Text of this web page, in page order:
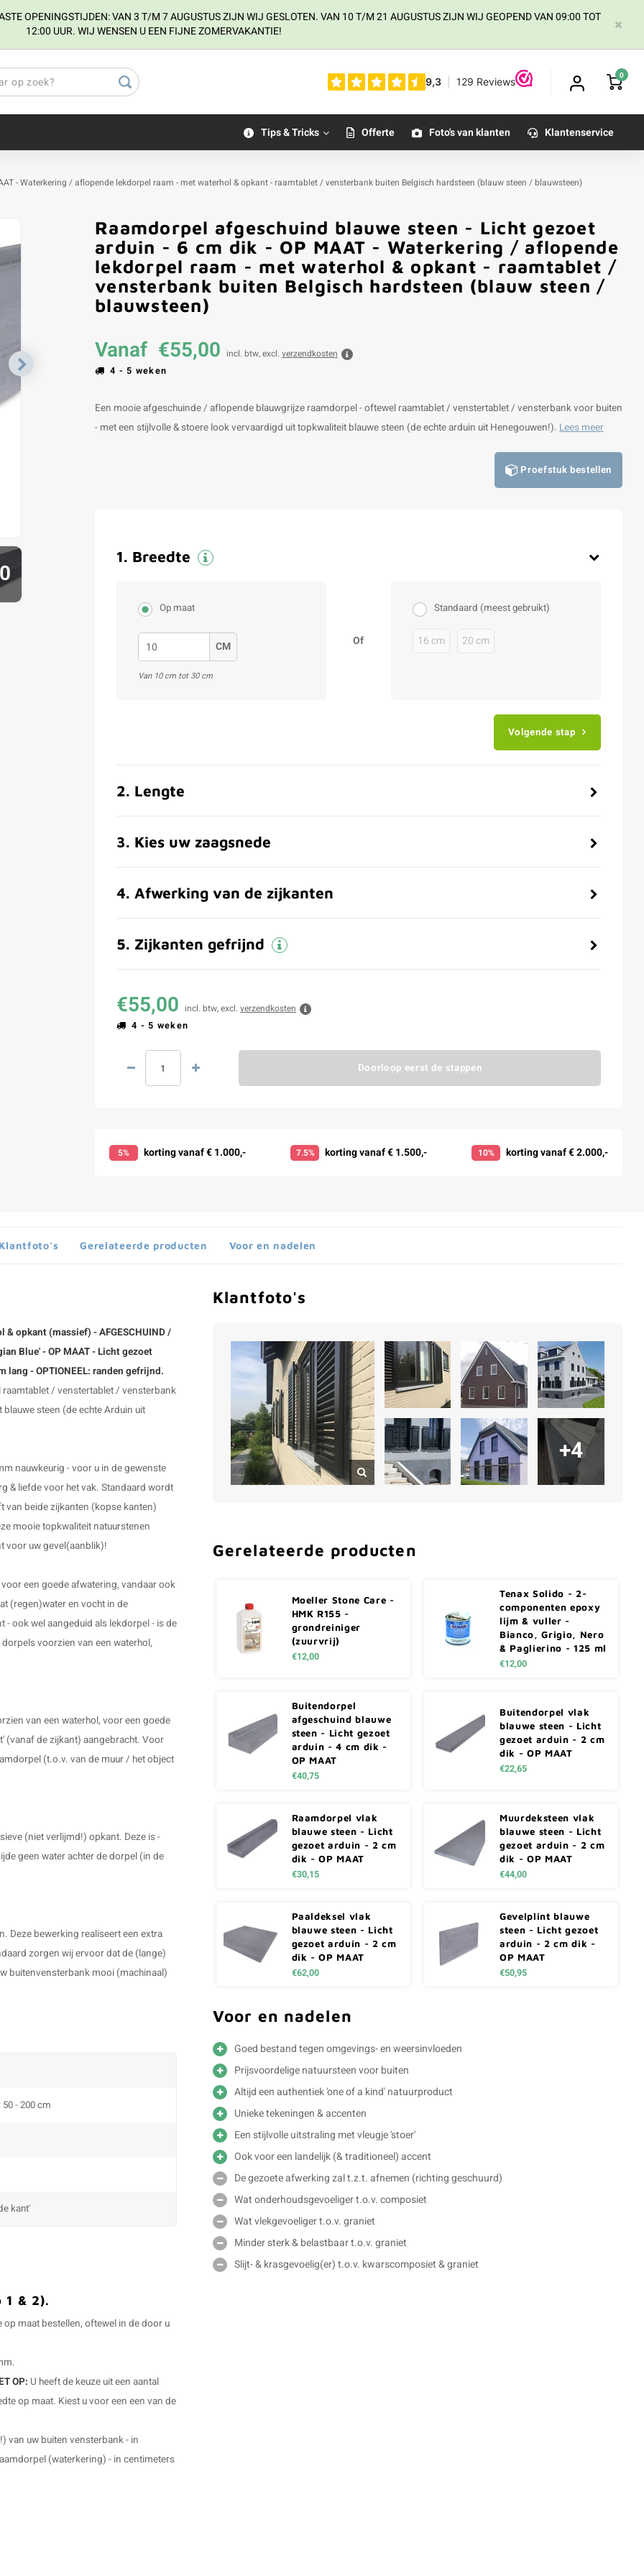
OPENINGSTIJDEN: VAN 3 T/M 7 AUGUSTUS ZIJN WIJ GESLOTEN. VAN 10 T/M 21 AUGUSTUS ZIJN WIJ GEOPEND VAN 09:00 TOT
12:00 UUR. WIJ WENSEN U EEN FIJNE ZOMERVAKANTIE!
0
Tips & Tricks Offerte Foto's van klanten Klantenservice
- Waterkering / aflopende lekdorpel raam - met waterhol & opkant - raamtablet / vensterbank buiten Belgisch hardsteen (blauw steen / blauwsteen)
Raamdorpel afgeschuind blauwe steen - Licht gezoet
arduin - 6 cm dik - OP MAAT - Waterkering / aflopende
lekdorpel raam - met waterhol & opkant - raamtablet /
vensterbank buiten Belgisch hardsteen (blauw steen /
blauwsteen)
Vanaf €55,00 incl. btw, excl. verzendkosten
4 - 5 weken
Een mooie afgeschuinde / aflopende blauwgrijze raamdorpel - oftewel raamtablet / venstertablet / vensterbank voor buiten
- met een stijlvolle & stoere look vervaardigd uit topkwaliteit blauwe steen (de echte arduin uit Henegouwen!). Lees meer
Proefstuk bestellen
1. Breedte
Op maat
CM
Van 10 cm tot 30 cm
Of
Standaard (meest gebruikt)
16 cm 20 cm
Volgende stap
2. Lengte
3. Kies uw zaagsnede
4. Afwerking van de zijkanten
5. Zijkanten gefrijnd
€55,00 incl. btw, excl. verzendkosten
4 - 5 weken
Doorloop eerst de stappen
5% korting vanaf € 1.000,- 7.5% korting vanaf € 1.500,- 10% korting vanaf € 2.000,-
Klantfoto's Gerelateerde producten Voor en nadelen
opkant (massief) - AFGESCHUIND /
Blue' - OP MAAT - Licht gezoet
- OPTIONEEL: randen gefrijnd.
/ venstertablet / vensterbank
steen (de echte Arduin uit
nauwkeurig - voor u in de gewenste
& liefde voor het vak. Standaard wordt
van beide zijkanten (kopse kanten)
mooie topkwaliteit natuurstenen
voor uw gevel(aanblik)!
een goede afwatering, vandaar ook
(regen)water en vocht in de
ook wel aangeduid als lekdorpel - is de
voorzien van een waterhol,
van een waterhol, voor een goede
(vanaf de zijkant) aangebracht. Voor
(t.o.v. van de muur / het object
(niet verlijmd!) opkant. Deze is -
geen water achter de dorpel (in de
Deze bewerking realiseert een extra
zorgen wij ervoor dat de (lange)
buitenvensterbank mooi (machinaal)
- 200 cm
kant'
& 2).
maat bestellen, oftewel in de door u
OP: U heeft de keuze uit een aantal
op maat. Kiest u voor een een van de
van uw buiten vensterbank - in
(waterkering) - in centimeters
Klantfoto's
+4
Gerelateerde producten
Moeller Stone Care -
HMK R155 -
grondreiniger
(zuurvrij)
€12,00
Tenax Solido - 2-
componenten epoxy
lijm & vuller -
Bianco, Grigio, Nero
& Paglierino - 125 ml
€12,00
Buitendorpel
afgeschuind blauwe
steen - Licht gezoet
arduin - 4 cm dik -
OP MAAT
€40,75
Buitendorpel vlak
blauwe steen - Licht
gezoet arduin - 2 cm
dik - OP MAAT
€22,65
Raamdorpel vlak
blauwe steen - Licht
gezoet arduin - 2 cm
dik - OP MAAT
€30,15
Muurdeksteen vlak
blauwe steen - Licht
gezoet arduin - 2 cm
dik - OP MAAT
€44,00
Paaldeksel vlak
blauwe steen - Licht
gezoet arduin - 2 cm
dik - OP MAAT
€62,00
Gevelplint blauwe
steen - Licht gezoet
arduin - 2 cm dik -
OP MAAT
€50,95
Voor en nadelen
Goed bestand tegen omgevings- en weersinvloeden
Prijsvoordelige natuursteen voor buiten
Altijd een authentiek 'one of a kind' natuurproduct
Unieke tekeningen & accenten
Een stijlvolle uitstraling met vleugje 'stoer'
Ook voor een landelijk (& traditioneel) accent
De gezoete afwerking zal t.z.t. afnemen (richting geschuurd)
Wat onderhoudsgevoeliger t.o.v. composiet
Wat vlekgevoeliger t.o.v. graniet
Minder sterk & belastbaar t.o.v. graniet
Slijt- & krasgevoelig(er) t.o.v. kwarscomposiet & graniet